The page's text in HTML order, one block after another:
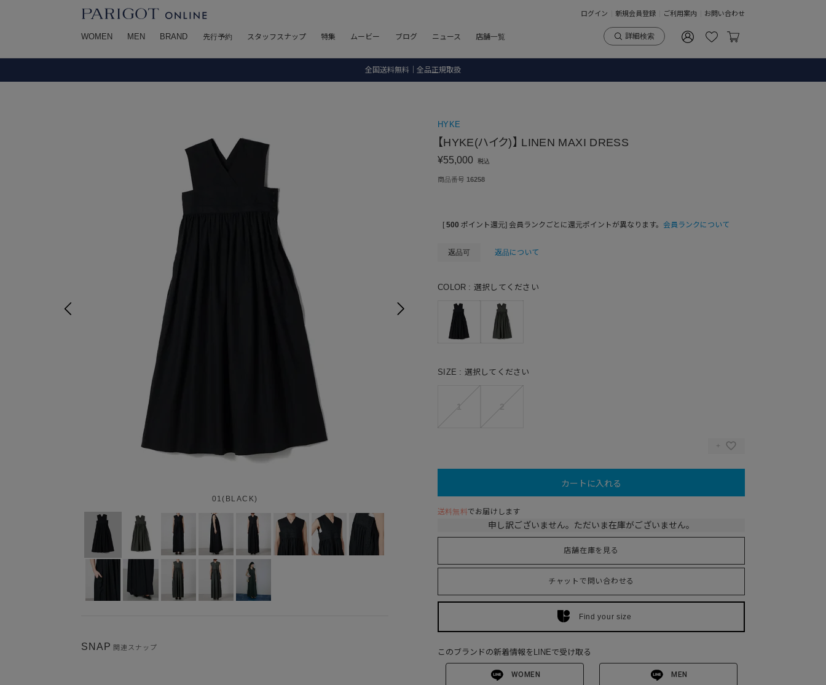
ログイン 新規会員登録 ご利用案内 お問い合わせ
WOMEN MEN BRAND 先行予約 スタッフスナップ 特集 ムービー ブログ ニュース 店舗一覧 詳細検索
全国送料無料｜全品正規取扱
01(BLACK) 05(GRAY)
SNAP 関連スナップ
HYKE
【HYKE(ハイク)】 LINEN MAXI DRESS
¥55,000 税込
商品番号 16258
[ 500 ポイント還元] 会員ランクごとに還元ポイントが異なります。 会員ランクについて
返品可 返品について
COLOR 選択してください
SIZE 選択してください
カートに入れる
送料無料 でお届けします
申し訳ございません。ただいま在庫がございません。
店舗在庫を見る
チャットで問い合わせる
Find your size
このブランドの新着情報をLINEで受け取る
WOMEN MEN